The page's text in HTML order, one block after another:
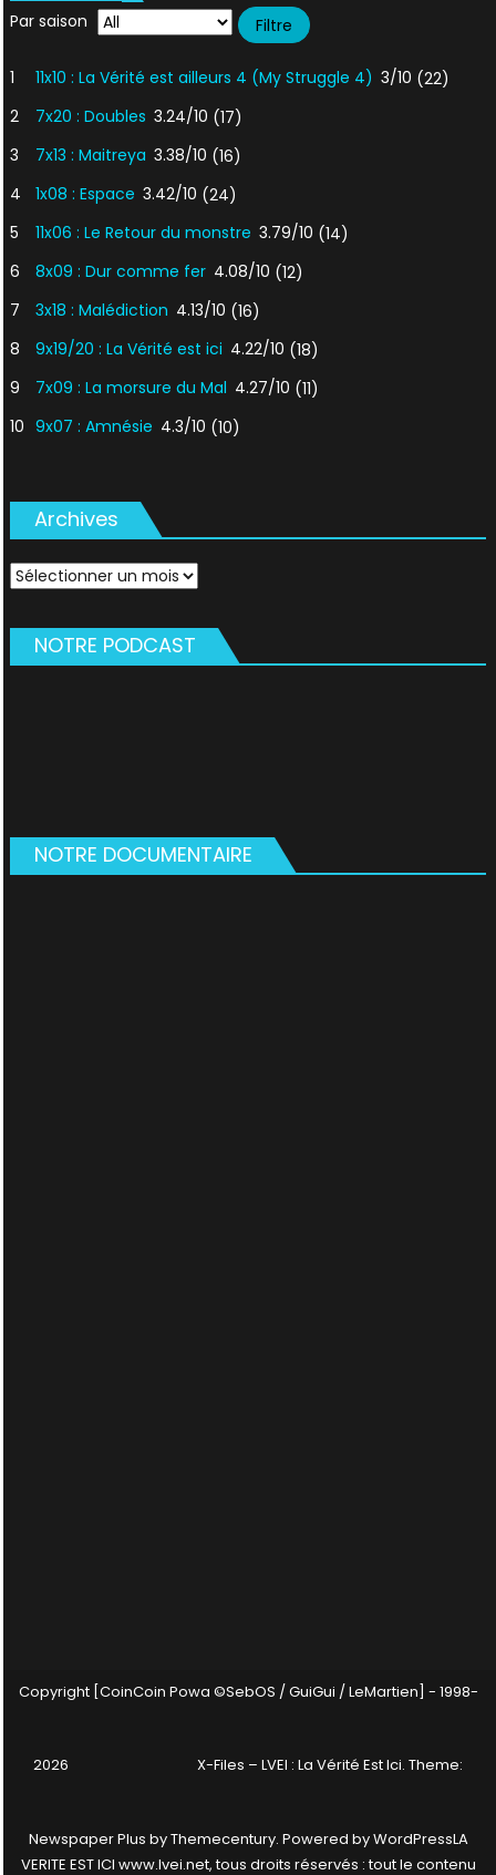
Par saison
1 11x10 : La Vérité est ailleurs 4 (My Struggle 4) 3/10 (22)
2
7x20 : Doubles 3.24/10 (17)
3
7x13 : Maitreya 3.38/10 (16)
4
1x08 : Espace 3.42/10 (24)
5
11x06 : Le Retour du monstre 3.79/10 (14)
6
8x09 : Dur comme fer 4.08/10 (12)
7
3x18 : Malédiction 4.13/10 (16)
8
9x19/20 : La Vérité est ici 4.22/10 (18)
9
7x09 : La morsure du Mal 4.27/10 (11)
10 9x07 : Amnésie 4.3/10 (10)
Archives
Archives
NOTRE PODCAST
NOTRE DOCUMENTAIRE
Copyright [CoinCoin Powa ©SebOS / GuiGui / LeMartien] - 1998-
2026 X-Files – LVEI : La Vérité Est Ici. Theme:
Newspaper Plus byThemecentury. Powered byWordPressLA
VERITE EST ICI www.lvei.net, tous droits réservés : tout le contenu